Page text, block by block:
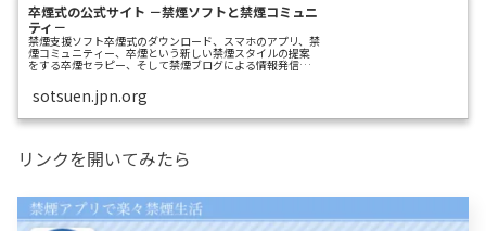
卒煙式の公式サイト －禁煙ソフトと禁煙コミュニ
ティ－
禁煙支援ソフト卒煙式のダウンロード、スマホのアプリ、禁
煙コミュニティー、卒煙という新しい禁煙スタイルの提案
をする卒煙セラピー、そして禁煙ブログによる情報発信な
sotsuen.jpn.org
リンクを開いてみたら